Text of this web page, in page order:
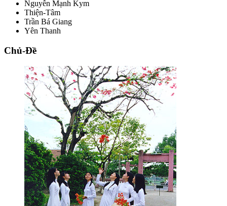
Nguyễn Mạnh Kym
Thiện-Tâm
Trần Bá Giang
Yên Thanh
Chủ-Đề